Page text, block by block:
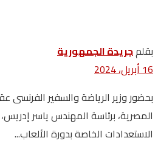
بقلمجريدة الجمهورية
16 أبريل، 2024
بحضور وزير الرياضة والسفير الفرنسى
المصرية، برئاسة المهندس ياسر
الاستعدادات الخاصة بدورة الألعاب...